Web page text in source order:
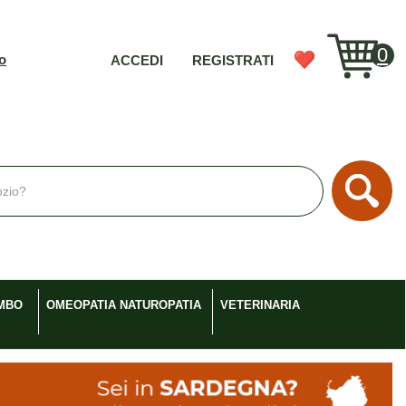
ACCEDI REGISTRATI 0
OMEOPATIA NATUROPATIA VETERINARIA